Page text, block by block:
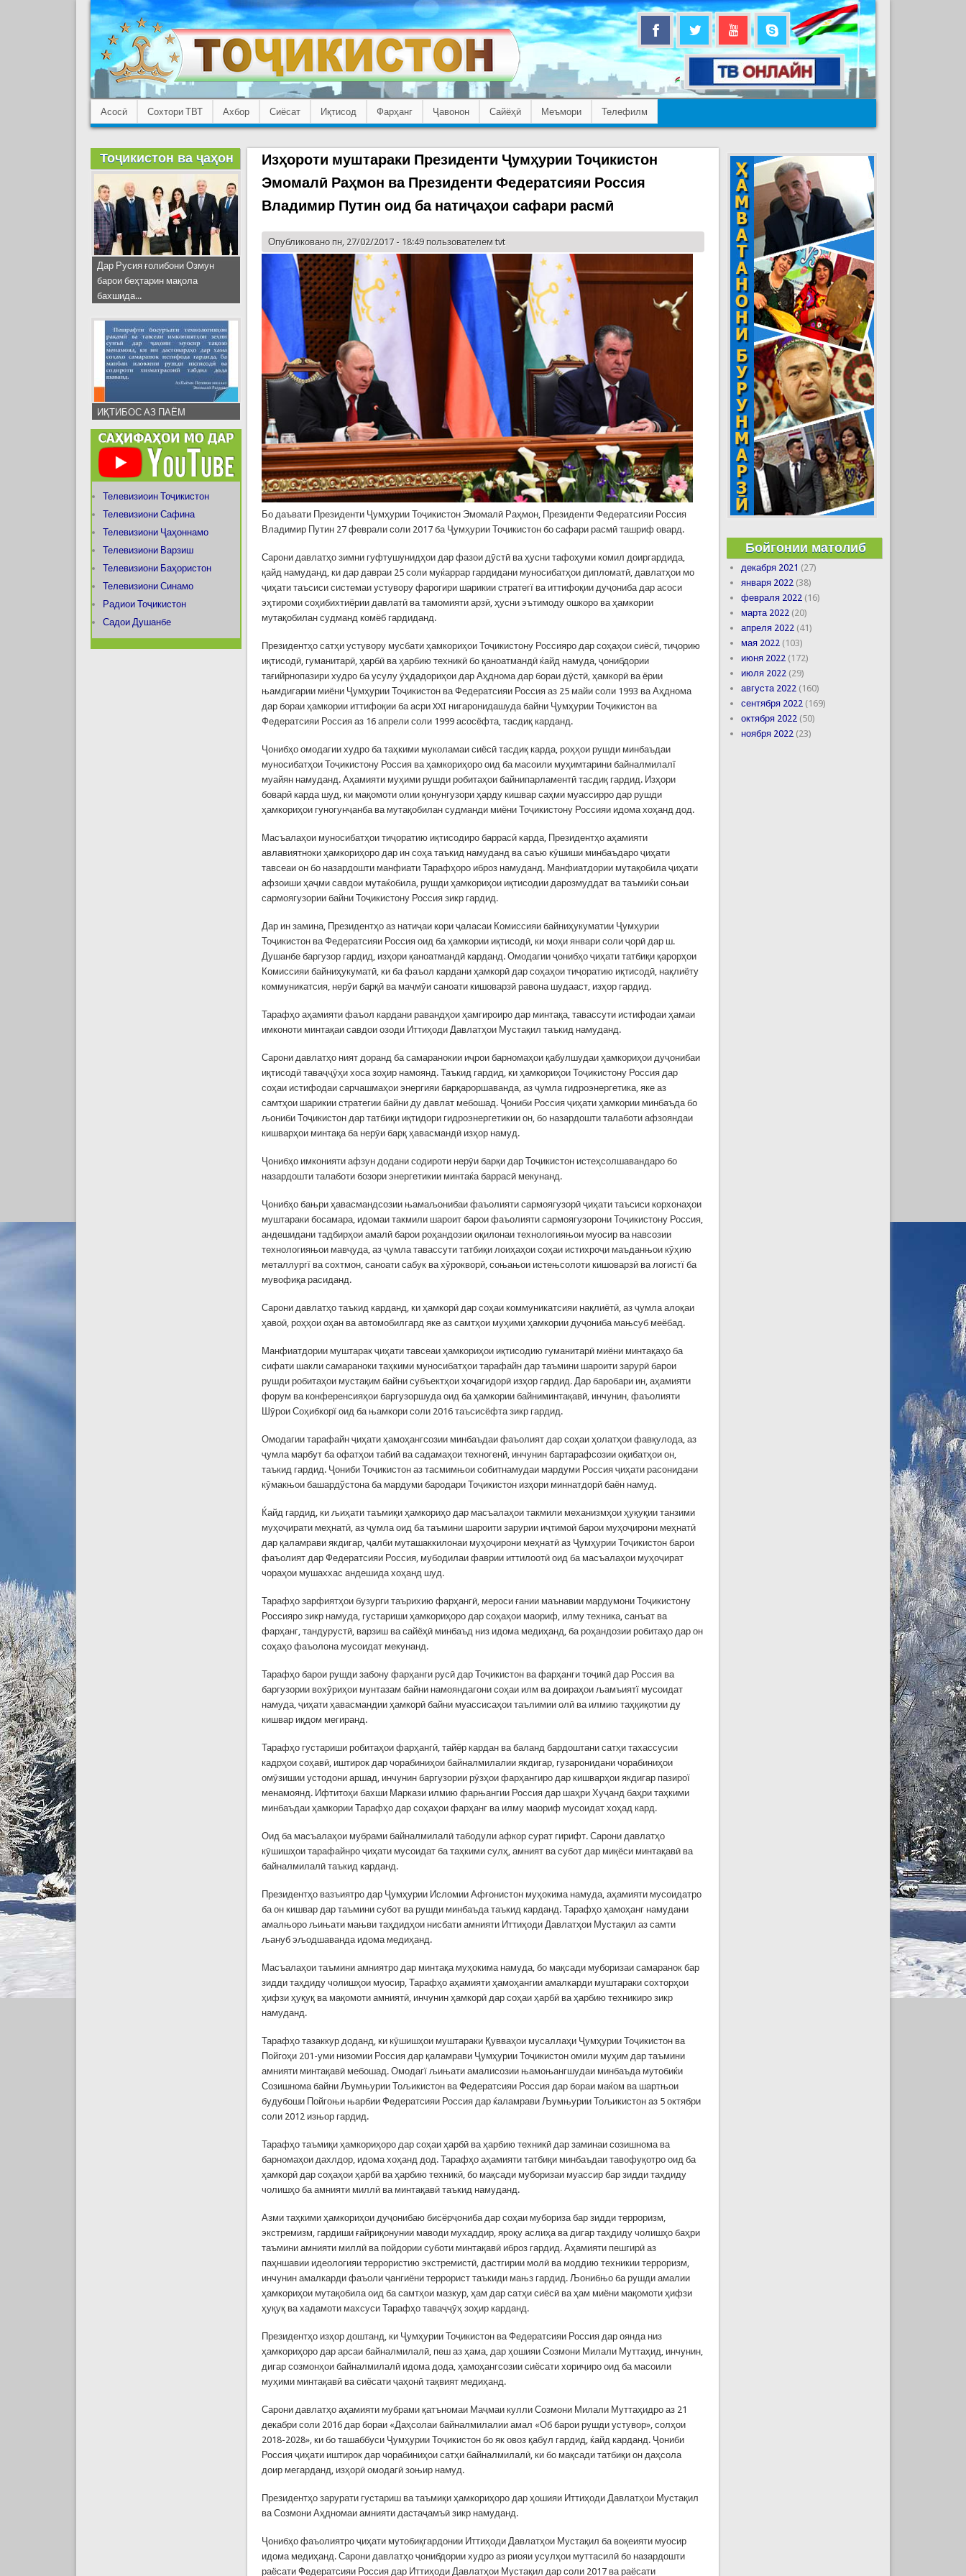
Асосӣ Сохтори ТВТ Ахбор Сиёсат Иқтисод Фарҳанг Ҷавонон Сайёҳӣ Меъмори Телефилм
Изҳороти муштараки Президенти Ҷумҳурии Тоҷикистон
Эмомалӣ Раҳмон ва Президенти Федератсияи Россия
Владимир Путин оид ба натиҷаҳои сафари расмӣ
Опубликовано пн, 27/02/2017 - 18:49 пользователемtvt
Бо даъвати Президенти Ҷумҳурии Тоҷикистон Эмомалӣ Раҳмон, Президенти Федератсияи Россия
Владимир Путин 27 феврали соли 2017 ба Ҷумҳурии Тоҷикистон бо сафари расмӣ ташриф овард.
Сарони давлатҳо зимни гуфтушунидҳои дар фазои дӯстӣ ва ҳусни тафоҳуми комил доиргардида,
қайд намуданд, ки дар давраи 25 соли муќаррар гардидани муносибатҳои дипломатӣ, давлатҳои мо
ҷиҳати таъсиси системаи устувору фарогири шарикии стратегї ва иттифоқии дуҷониба дар асоси
эҳтироми соҳибихтиёрии давлатӣ ва тамомияти арзӣ, ҳусни эътимоду ошкоро ва ҳамкории
мутақобилан судманд комёб гардиданд.
Президентҳо сатҳи устувору мусбати ҳамкориҳои Тоҷикистону Россияро дар соҳаҳои сиёсӣ, тиҷорию
иқтисодӣ, гуманитарӣ, ҳарбӣ ва ҳарбию техникӣ бо қаноатмандӣ ќайд намуда, ҷонибдории
тағийрнопазири худро ба усулу ӯҳдадориҳои дар Аҳднома дар бораи дӯстӣ, ҳамкорӣ ва ёрии
њамдигарии миёни Ҷумҳурии Тоҷикистон ва Федератсияи Россия аз 25 майи соли 1993 ва Аҳднома
дар бораи ҳамкории иттифоқии ба асри XXI нигаронидашуда байни Ҷумҳурии Тоҷикистон ва
Федератсияи Россия аз 16 апрели соли 1999 асосёфта, тасдиқ карданд.
Ҷонибҳо омодагии худро ба таҳкими муколамаи сиёсӣ тасдиқ карда, роҳҳои рушди минбаъдаи
муносибатҳои Тоҷикистону Россия ва ҳамкориҳоро оид ба масоили муҳимтарини байналмилалї
муайян намуданд. Аҳамияти муҳими рушди робитаҳои байнипарламентӣ тасдиқ гардид. Изҳори
боварӣ карда шуд, ки мақомоти олии қонунгузори ҳарду кишвар саҳми муассирро дар рушди
ҳамкориҳои гуногунҷанба ва мутақобилан судманди миёни Тоҷикистону Россияи идома хоҳанд дод.
Масъалаҳои муносибатҳои тиҷоратию иқтисодиро баррасӣ карда, Президентҳо аҳамияти
авлавиятноки ҳамкориҳоро дар ин соҳа таъкид намуданд ва саъю кӯшиши минбаъдаро ҷиҳати
тавсеаи он бо назардошти манфиати Тарафҳоро иброз намуданд. Манфиатдории мутақобила ҷиҳати
афзоиши ҳаҷми савдои мутаќобила, рушди ҳамкориҳои иқтисодии дарозмуддат ва таъмиќи соњаи
сармоягузории байни Тоҷикистону Россия зикр гардид.
Дар ин замина, Президентҳо аз натиҷаи кори ҷаласаи Комиссияи байниҳукуматии Ҷумҳурии
Тоҷикистон ва Федератсияи Россия оид ба ҳамкории иқтисодӣ, ки моҳи январи соли ҷорӣ дар ш.
Душанбе баргузор гардид, изҳори қаноатмандӣ карданд. Омодагии ҷонибҳо ҷиҳати татбиқи қарорҳои
Комиссияи байниҳукуматӣ, ки ба фаъол кардани ҳамкорӣ дар соҳаҳои тиҷоратию иқтисодӣ, нақлиёту
коммуникатсия, нерӯи барқӣ ва маҷмӯи саноати кишоварзӣ равона шудааст, изҳор гардид.
Тарафҳо аҳамияти фаъол кардани равандҳои ҳамгироиро дар минтақа, тавассути истифодаи ҳамаи
имконоти минтақаи савдои озоди Иттиҳоди Давлатҳои Мустақил таъкид намуданд.
Сарони давлатҳо ният доранд ба самаранокии иҷрои барномаҳои қабулшудаи ҳамкориҳои дуҷонибаи
иқтисодӣ таваҷҷӯҳи хоса зоҳир намоянд. Таъкид гардид, ки ҳамкориҳои Тоҷикистону Россия дар
соҳаи истифодаи сарчашмаҳои энергияи барқароршаванда, аз ҷумла гидроэнергетика, яке аз
самтҳои шарикии стратегии байни ду давлат мебошад. Ҷониби Россия ҷиҳати ҳамкории минбаъда бо
љониби Тоҷикистон дар татбиқи иқтидори гидроэнергетикии он, бо назардошти талаботи афзояндаи
кишварҳои минтақа ба нерӯи барқ ҳавасмандӣ изҳор намуд.
Ҷонибҳо имконияти афзун додани содироти нерӯи барқи дар Тоҷикистон истеҳсолшавандаро бо
назардошти талаботи бозори энергетикии минтаќа баррасӣ мекунанд.
Ҷонибҳо бањри ҳавасмандсозии њамаљонибаи фаъолияти сармоягузорӣ ҷиҳати таъсиси корхонаҳои
муштараки босамара, идомаи такмили шароит барои фаъолияти сармоягузорони Тоҷикистону Россия,
андешидани тадбирҳои амалӣ барои роҳандозии оқилонаи технологияњои муосир ва навсозии
технологияњои мавҷуда, аз ҷумла тавассути татбиқи лоиҳаҳои соҳаи истихроҷи маъданњои кӯҳию
металлургї ва сохтмон, саноати сабук ва хӯрокворӣ, соњањои истењсолоти кишоварзӣ ва логистї ба
мувофиқа расиданд.
Сарони давлатҳо таъкид карданд, ки ҳамкорӣ дар соҳаи коммуникатсияи нақлиётӣ, аз ҷумла алоқаи
ҳавоӣ, роҳҳои оҳан ва автомобилгард яке аз самтҳои муҳими ҳамкории дуҷониба мањсуб меёбад.
Манфиатдории муштарак ҷиҳати тавсеаи ҳамкориҳои иқтисодию гуманитарӣ миёни минтақаҳо ба
сифати шакли самараноки таҳкими муносибатҳои тарафайн дар таъмини шароити зарурӣ барои
рушди робитаҳои мустақим байни субъектҳои хоҷагидорӣ изҳор гардид. Дар баробари ин, аҳамияти
форум ва конференсияҳои баргузоршуда оид ба ҳамкории байниминтақавӣ, инчунин, фаъолияти
Шӯрои Соҳибкорї оид ба њамкори соли 2016 таъсисёфта зикр гардид.
Омодагии тарафайн ҷиҳати ҳамоҳангсозии минбаъдаи фаъолият дар соҳаи ҳолатҳои фавқулода, аз
ҷумла марбут ба офатҳои табиӣ ва садамаҳои техногенӣ, инчунин бартарафсозии оқибатҳои он,
таъкид гардид. Ҷониби Тоҷикистон аз тасмимњои собитнамудаи мардуми Россия ҷиҳати расонидани
кӯмакњои башардўстона ба мардуми бародари Тоҷикистон изҳори миннатдорӣ баён намуд.
Ќайд гардид, ки љиҳати таъмиқи ҳамкориҳо дар масъалаҳои такмили механизмҳои ҳуқуқии танзими
муҳоҷирати меҳнатӣ, аз ҷумла оид ба таъмини шароити зарурии иҷтимоӣ барои муҳоҷирони меҳнатӣ
дар қаламрави якдигар, ҷалби муташаккилонаи муҳоҷирони меҳнатӣ аз Ҷумҳурии Тоҷикистон барои
фаъолият дар Федератсияи Россия, мубодилаи фаврии иттилоотӣ оид ба масъалаҳои муҳоҷират
чораҳои мушаххас андешида хоҳанд шуд.
Тарафҳо зарфиятҳои бузурги таърихию фарҳангӣ, мероси ғании маънавии мардумони Тоҷикистону
Россияро зикр намуда, густариши ҳамкориҳоро дар соҳаҳои маориф, илму техника, санъат ва
фарҳанг, тандурустӣ, варзиш ва сайёҳӣ минбаъд низ идома медиҳанд, ба роҳандозии робитаҳо дар он
соҳаҳо фаъолона мусоидат мекунанд.
Тарафҳо барои рушди забону фарҳанги русӣ дар Тоҷикистон ва фарҳанги тоҷикӣ дар Россия ва
баргузории вохӯриҳои мунтазам байни намояндагони соҳаи илм ва доираҳои љамъиятї мусоидат
намуда, ҷиҳати ҳавасмандии ҳамкорӣ байни муассисаҳои таълимии олӣ ва илмию таҳқиқотии ду
кишвар иқдом мегиранд.
Тарафҳо густариши робитаҳои фарҳангӣ, тайёр кардан ва баланд бардоштани сатҳи тахассусии
кадрҳои соҳавӣ, иштирок дар чорабиниҳои байналмилалии якдигар, гузаронидани чорабиниҳои
омӯзишии устодони аршад, инчунин баргузории рӯзҳои фарҳангиро дар кишварҳои якдигар пазирої
менамоянд. Ифтитоҳи бахши Маркази илмию фарњангии Россия дар шаҳри Хуҷанд баҳри таҳкими
минбаъдаи ҳамкории Тарафҳо дар соҳаҳои фарҳанг ва илму маориф мусоидат хоҳад кард.
Оид ба масъалаҳои мубрами байналмилалӣ табодули афкор сурат гирифт. Сарони давлатҳо
кӯшишҳои тарафайнро ҷиҳати мусоидат ба таҳкими сулҳ, амният ва субот дар миқёси минтақавӣ ва
байналмилалӣ таъкид карданд.
Президентҳо вазъиятро дар Ҷумҳурии Исломии Афғонистон муҳокима намуда, аҳамияти мусоидатро
ба он кишвар дар таъмини субот ва рушди минбаъда таъкид карданд. Тарафҳо ҳамоҳанг намудани
амалњоро љињати мањви таҳдидҳои нисбати амнияти Иттиҳоди Давлатҳои Мустақил аз самти
љануб эљодшаванда идома медиҳанд.
Масъалаҳои таъмини амниятро дар минтақа муҳокима намуда, бо мақсади муборизаи самаранок бар
зидди таҳдиду чолишҳои муосир, Тарафҳо аҳамияти ҳамоҳангии амалкарди муштараки сохторҳои
ҳифзи ҳуқуқ ва мақомоти амниятӣ, инчунин ҳамкорӣ дар соҳаи ҳарбӣ ва ҳарбию техникиро зикр
намуданд.
Тарафҳо тазаккур доданд, ки кӯшишҳои муштараки Қувваҳои мусаллаҳи Ҷумҳурии Тоҷикистон ва
Пойгоҳи 201-уми низомии Россия дар қаламрави Ҷумҳурии Тоҷикистон омили муҳим дар таъмини
амнияти минтақавӣ мебошад. Омодагї љињати амалисозии њамоњангшудаи минбаъда мутобиќи
Созишнома байни Љумњурии Тољикистон ва Федератсияи Россия дар бораи маќом ва шартњои
будубоши Пойгоњи њарбии Федератсияи Россия дар ќаламрави Љумњурии Тољикистон аз 5 октябри
соли 2012 изњор гардид.
Тарафҳо таъмиқи ҳамкориҳоро дар соҳаи ҳарбӣ ва ҳарбию техникӣ дар заминаи созишнома ва
барномаҳои дахлдор, идома хоҳанд дод. Тарафҳо аҳамияти татбиқи минбаъдаи тавофуқотро оид ба
ҳамкорӣ дар соҳаҳои ҳарбӣ ва ҳарбию техникӣ, бо мақсади муборизаи муассир бар зидди таҳдиду
чолишҳо ба амнияти миллӣ ва минтақавӣ таъкид намуданд.
Азми таҳкими ҳамкориҳои дуҷонибаю бисёрҷониба дар соҳаи мубориза бар зидди терроризм,
экстремизм, гардиши ғайриқонунии маводи мухаддир, яроқу аслиҳа ва дигар таҳдиду чолишҳо баҳри
таъмини амнияти миллӣ ва пойдории суботи минтақавӣ иброз гардид. Аҳамияти пешгирӣ аз
паҳншавии идеологияи террористию экстремистӣ, дастгирии молӣ ва моддию техникии терроризм,
инчунин амалкарди фаъоли ҷангиёни террорист таъкиди мањз гардид. Љонибњо ба рушди амалии
ҳамкориҳои мутақобила оид ба самтҳои мазкур, ҳам дар сатҳи сиёсӣ ва ҳам миёни мақомоти ҳифзи
ҳуқуқ ва хадамоти махсуси Тарафҳо таваҷҷӯҳ зоҳир карданд.
Президентҳо изҳор доштанд, ки Ҷумҳурии Тоҷикистон ва Федератсияи Россия дар оянда низ
ҳамкориҳоро дар арсаи байналмилалӣ, пеш аз ҳама, дар ҳошияи Созмони Милали Муттаҳид, инчунин,
дигар созмонҳои байналмилалӣ идома дода, ҳамоҳангсозии сиёсати хориҷиро оид ба масоили
муҳими минтақавӣ ва сиёсати ҷаҳонӣ тақвият медиҳанд.
Сарони давлатҳо аҳамияти мубрами қатъномаи Маҷмаи кулли Созмони Милали Муттаҳидро аз 21
декабри соли 2016 дар бораи «Даҳсолаи байналмилалии амал «Об барои рушди устувор», солҳои
2018-2028», ки бо ташаббуси Ҷумҳурии Тоҷикистон бо як овоз қабул гардид, ќайд карданд. Ҷониби
Россия ҷиҳати иштирок дар чорабиниҳои сатҳи байналмилалӣ, ки бо мақсади татбиқи он даҳсола
доир мегарданд, изҳорӣ омодагӣ зоњир намуд.
Президентҳо зарурати густариш ва таъмиқи ҳамкориҳоро дар ҳошияи Иттиҳоди Давлатҳои Мустақил
ва Созмони Аҳдномаи амнияти дастаҷамъӣ зикр намуданд.
Ҷонибҳо фаъолиятро ҷиҳати мутобиқгардонии Иттиҳоди Давлатҳои Мустақил ба воқеияти муосир
идома медиҳанд. Сарони давлатҳо ҷонибдории худро аз риояи усулҳои муттасилӣ бо назардошти
раёсати Федератсияи Россия дар Иттиҳоди Давлатҳои Мустақил дар соли 2017 ва раёсати
Тоҷикистон ва ҷаҳон
Дар Русия ғолибони Озмун
барои беҳтарин мақола
бахшида...
ИҚТИБОС АЗ ПАЁМ
Телевизиоин Тоҷикистон
Телевизиони Сафина
Телевизиони Ҷаҳоннамо
Телевизиони Варзиш
Телевизиони Баҳористон
Телевизиони Синамо
Радиои Тоҷикистон
Садои Душанбе
Бойгонии матолиб
декабря 2021 (27)
января 2022 (38)
февраля 2022 (16)
марта 2022 (20)
апреля 2022 (41)
мая 2022 (103)
июня 2022 (172)
июля 2022 (29)
августа 2022 (160)
сентября 2022 (169)
октября 2022 (50)
ноября 2022 (23)